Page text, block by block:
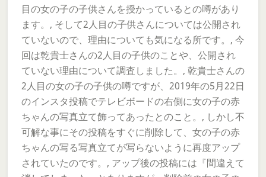
目の女の子の子供さんを授かっているとの噂があり
ます。, そして2人目の子供さんについては公開され
ていないので、理由についても気になる所です。, 今
回は乾貴士さんの2人目の子供のことや、公開され
ていない理由について調査しました。, 乾貴士さんの
2人目の女の子の子供の噂ですが、2019年の5月22日
のインスタ投稿でテレビボードの右側に女の子の赤
ちゃんの写真立て飾ってあったとのこと。, しかし不
可解な事にその投稿をすぐに削除して、女の子の赤
ちゃんの写る写真立てが写らないように再度アップ
されていたのです。, アップ後の投稿には『間違えて